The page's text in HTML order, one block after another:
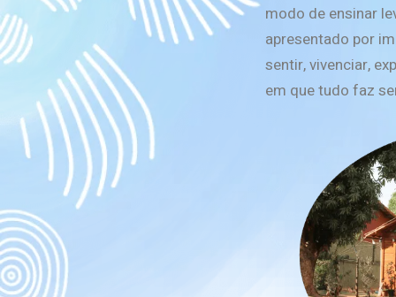
modo de ensinar
apresentado por
sentir, vivenciar,
em que tudo faz